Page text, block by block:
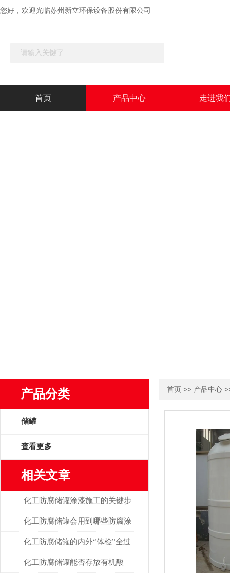
您好，欢迎光临苏州新立环保设备股份有限公司
首页 产品中心 走进我
产品分类
储罐
查看更多
相关文章
化工防腐储罐涂漆施工的关键步
骤
化工防腐储罐会用到哪些防腐涂
料防腐？
化工防腐储罐的内外“体检”全过
程讲解
化工防腐储罐能否存放有机酸
首页 >> 产品中心